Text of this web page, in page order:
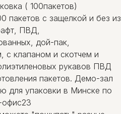
( 100пакетов)
пакетов с защелкой и без из
ПВД,
дой-пак,
с клапаном и скотчем и
рукавов ПВД
пакетов. Демо-зал
для упаковки в Минске по